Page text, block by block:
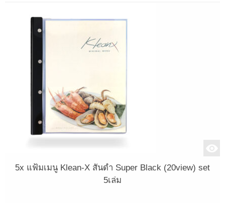
5x แฟ้มเมนู Klean-X สันดำ Super Black (20view) set
5เล่ม